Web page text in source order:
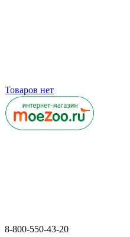
Товаров нет
8-800-550-43-20